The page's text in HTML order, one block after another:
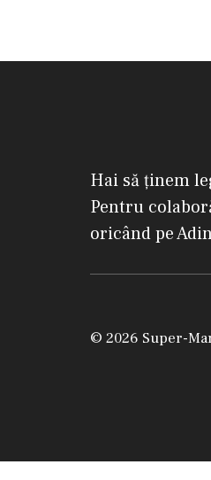
Hai să ținem
Pentru
oricând pe
© 2026 Super-